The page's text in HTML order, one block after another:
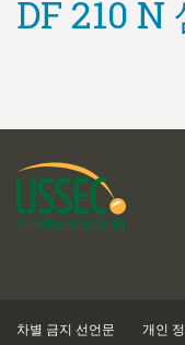
DF 210 N
차별 금지 선언문 개인